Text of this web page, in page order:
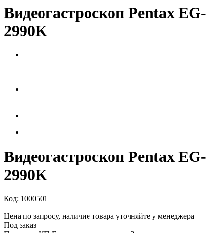
Видеогастроскоп Pentax EG-
2990K
Видеогастроскоп Pentax EG-
2990K
Код: 1000501
Цена по запросу, наличие товара уточняйте у менеджера
Под заказ